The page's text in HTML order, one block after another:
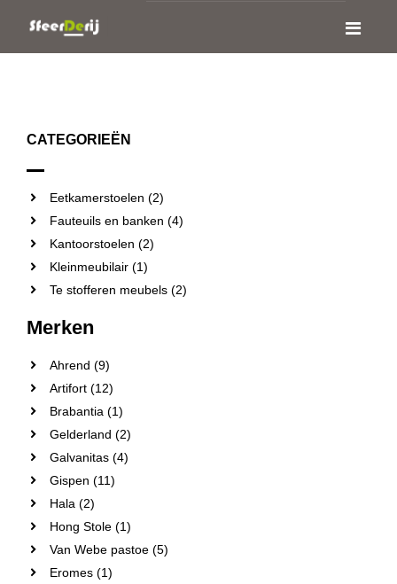
CATEGORIEËN
Eetkamerstoelen (2)
Fauteuils en banken (4)
Kantoorstoelen (2)
Kleinmeubilair (1)
Te stofferen meubels (2)
Merken
Ahrend (9)
Artifort (12)
Brabantia (1)
Gelderland (2)
Galvanitas (4)
Gispen (11)
Hala (2)
Hong Stole (1)
Van Webe pastoe (5)
Eromes (1)